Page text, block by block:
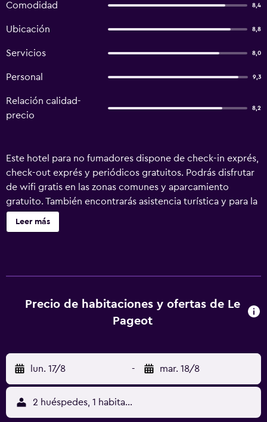
Comodidad 8,4
Ubicación 8,8
Servicios 8,0
Personal 9,3
Relación calidad-
precio
8,2
Este hotel para no fumadores dispone de check-in exprés,
check-out exprés y periódicos gratuitos. Podrás disfrutar
de wifi gratis en las zonas comunes y aparcamiento
gratuito. También encontrarás asistencia turística y para la
compra de entradas, una caja fuerte en la recepción y
personal multilingüe. Le Pageot ofrece 18 alojamientos
nuestro acceso a Internet wifi gratis. Los servicios para las
personas de negocios incluyen escritorio y teléfono. Se
Leer más
Precio de habitaciones y ofertas de Le
Pageot
lun. 17/8 - mar. 18/8
2 huéspedes, 1 habitación